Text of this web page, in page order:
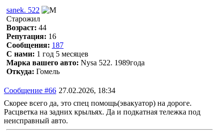
sanek. 522
Старожил
Возраст: 44
Репутация: 16
Сообщения: 187
С нами: 1 год 5 месяцев
Марка вашего авто: Nysa 522. 1989года
Откуда: Гомель
Сообщение #66 27.02.2026, 18:34
Скорее всего да, это спец помощь(эвакуатор) на дороге.
Расцветка на задних крыльях. Да и подкатная тележка под
неисправный авто.